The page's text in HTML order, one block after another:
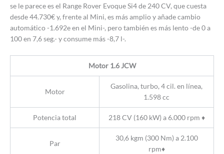
se le parece es el Range Rover Evoque Si4 de 240 CV, que cuesta
desde 44.730€ y, frente al Mini, es más amplio y añade cambio
automático -1.692e en el Mini-, pero también es más lento -de 0 a
100 en 7,6 seg.- y consume más -8,7 l-.
Motor 1.6 JCW
Motor
Gasolina, turbo, 4 cil. en línea,
1.598 cc
Potencia total 218 CV (160 kW) a 6.000 rpm ♦
Par
30,6 kgm (300 Nm) a 2.100
rpm♦